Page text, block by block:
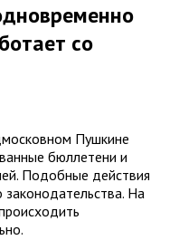
со
Пушкине
бюллетени и
Подобные действия
На